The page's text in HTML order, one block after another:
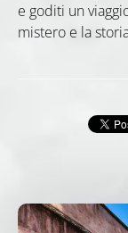
e goditi un
mistero e la